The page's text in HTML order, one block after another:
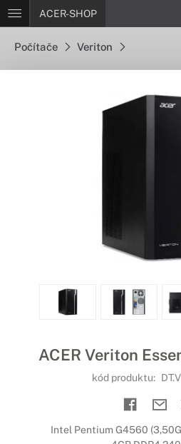
ACER-SHOP
Počítače Veriton
ACER Veriton
kód produktu:
Intel Pentium G4560